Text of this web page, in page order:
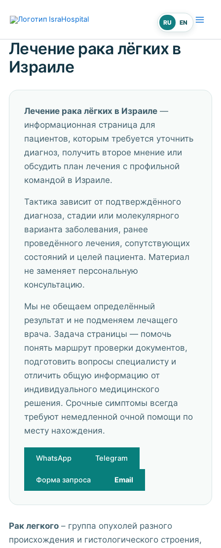
Лечение рака лёгких в
Израиле
Лечение рака лёгких в Израиле —
информационная страница для
пациентов, которым требуется уточнить
диагноз, получить второе мнение или
обсудить план лечения с профильной
командой в Израиле.
Тактика зависит от подтверждённого
диагноза, стадии или молекулярного
варианта заболевания, ранее
проведённого лечения, сопутствующих
состояний и целей пациента. Материал
не заменяет персональную
консультацию.
Мы не обещаем определённый
результат и не подменяем лечащего
врача. Задача страницы — помочь
понять маршрут проверки документов,
подготовить вопросы специалисту и
отличить общую информацию от
индивидуального медицинского
решения. Срочные симптомы всегда
требуют немедленной очной помощи по
месту нахождения.
WhatsApp Telegram
Форма запроса Email
Рак легкого – группа опухолей разного
происхождения и гистологического строения,
RU EN